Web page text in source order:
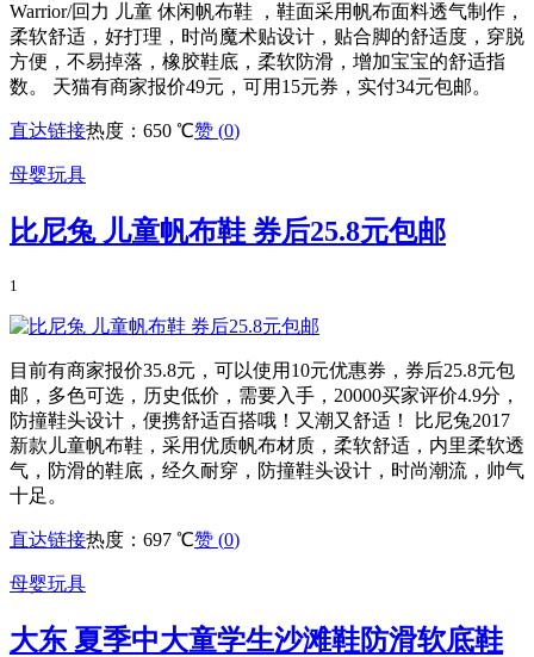
Warrior/回力 儿童 休闲帆布鞋 ，鞋面采用帆布面料透气制作，
柔软舒适，好打理，时尚魔术贴设计，贴合脚的舒适度，穿脱
方便，不易掉落，橡胶鞋底，柔软防滑，增加宝宝的舒适指
数。 天猫有商家报价49元，可用15元券，实付34元包邮。
直达链接热度：650 ℃赞 (0)
母婴玩具
比尼兔 儿童帆布鞋 券后25.8元包邮
1
目前有商家报价35.8元，可以使用10元优惠券，券后25.8元包
邮，多色可选，历史低价，需要入手，20000买家评价4.9分，
防撞鞋头设计，便携舒适百搭哦！又潮又舒适！ 比尼兔2017
新款儿童帆布鞋，采用优质帆布材质，柔软舒适，内里柔软透
气，防滑的鞋底，经久耐穿，防撞鞋头设计，时尚潮流，帅气
十足。
直达链接热度：697 ℃赞 (0)
母婴玩具
大东 夏季中大童学生沙滩鞋防滑软底鞋